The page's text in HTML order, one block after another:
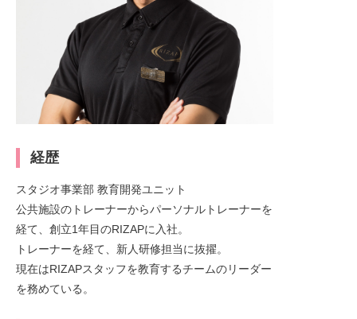
経歴
スタジオ事業部 教育開発ユニット
公共施設のトレーナーからパーソナルトレーナーを
経て、創立1年目のRIZAPに入社。
トレーナーを経て、新人研修担当に抜擢。
現在はRIZAPスタッフを教育するチームのリーダー
を務めている。